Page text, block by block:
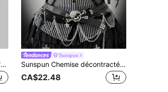
SHEIN MOD Blouse blanche d'été grande taille avec cravate, tenue de bureau pour la rentrée scolaire, hauts pour sortir, enterrement de vie de jeune fille, festival rave, travail
Sunspun
Sunspun Chemise décontractée polyvalente rayée pour femmes grande taille, pour sorties quotidiennes
CA$22.48